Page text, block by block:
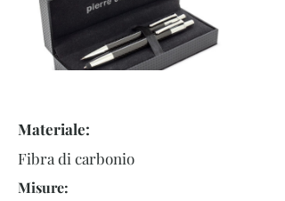
Materiale:
Fibra di carbonio
Misure: